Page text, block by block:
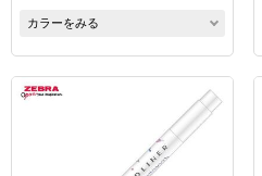
カラーをみる